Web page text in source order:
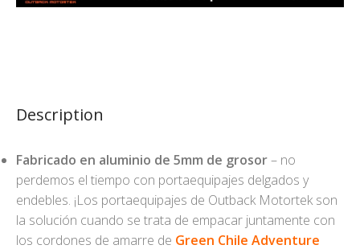
Description
Fabricado en aluminio de 5mm de grosor– no
perdemos el tiempo con portaequipajes delgados y
endebles. ¡Los portaequipajes de Outback Motortek son
la solución cuando se trata de empacar juntamente con
los cordones de amarre de Green Chile Adventure